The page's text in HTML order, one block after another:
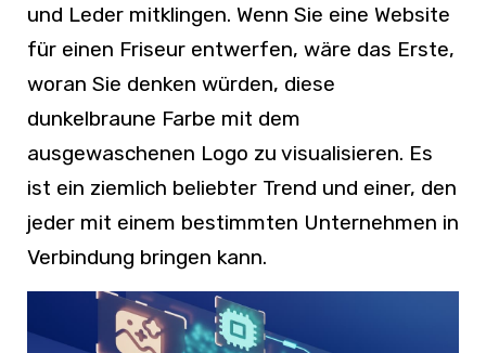
und Leder mitklingen. Wenn Sie eine Website
für einen Friseur entwerfen, wäre das Erste,
woran Sie denken würden, diese
dunkelbraune Farbe mit dem
ausgewaschenen Logo zu visualisieren. Es
ist ein ziemlich beliebter Trend und einer, den
jeder mit einem bestimmten Unternehmen in
Verbindung bringen kann.